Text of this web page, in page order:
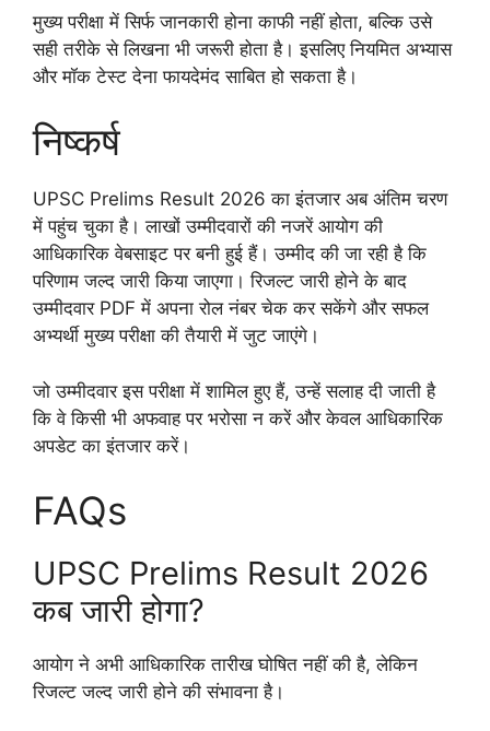
मुख्य परीक्षा में सिर्फ जानकारी होना काफी नहीं होता, बल्कि उसे
सही तरीके से लिखना भी जरूरी होता है। इसलिए नियमित अभ्यास
और मॉक टेस्ट देना फायदेमंद साबित हो सकता है।
निष्कर्ष
UPSC Prelims Result 2026 का इंतजार अब अंतिम चरण
में पहुंच चुका है। लाखों उम्मीदवारों की नजरें आयोग की
आधिकारिक वेबसाइट पर बनी हुई हैं। उम्मीद की जा रही है कि
परिणाम जल्द जारी किया जाएगा। रिजल्ट जारी होने के बाद
उम्मीदवार PDF में अपना रोल नंबर चेक कर सकेंगे और सफल
अभ्यर्थी मुख्य परीक्षा की तैयारी में जुट जाएंगे।
जो उम्मीदवार इस परीक्षा में शामिल हुए हैं, उन्हें सलाह दी जाती है
कि वे किसी भी अफवाह पर भरोसा न करें और केवल आधिकारिक
अपडेट का इंतजार करें।
FAQs
UPSC Prelims Result 2026
कब जारी होगा?
आयोग ने अभी आधिकारिक तारीख घोषित नहीं की है, लेकिन
रिजल्ट जल्द जारी होने की संभावना है।